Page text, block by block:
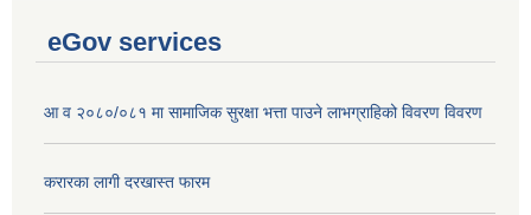
eGov services
आ व २०८०/०८१ मा सामाजिक सुरक्षा भत्ता पाउने लाभग्राहिको विवरण विवरण
करारका लागी दरखास्त फारम